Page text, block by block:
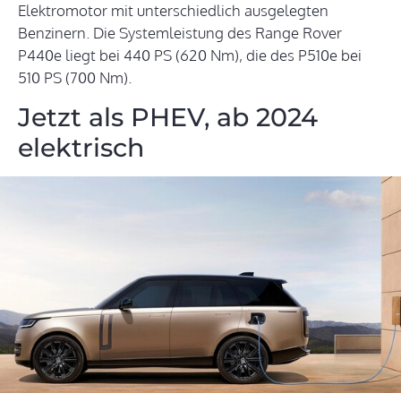
Elektromotor mit unterschiedlich ausgelegten
Benzinern. Die Systemleistung des Range Rover
P440e liegt bei 440 PS (620 Nm), die des P510e bei
510 PS (700 Nm).
Jetzt als PHEV, ab 2024
elektrisch